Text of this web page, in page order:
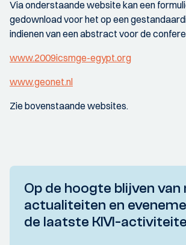
Via onderstaande website kan een
gedownload voor het op een
indienen van een abstract voor de
www.2009icsmge-egypt.org
www.geonet.nl
Zie bovenstaande websites.
Op de hoogte blijven van
actualiteiten en
de laatste KIVI-